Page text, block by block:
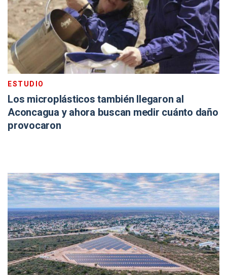
ESTUDIO
Los microplásticos también llegaron al
Aconcagua y ahora buscan medir cuánto daño
provocaron